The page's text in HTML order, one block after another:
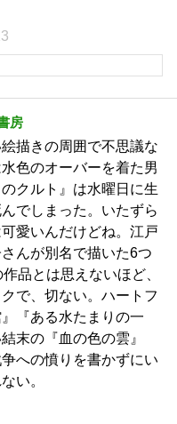
房
描きの周囲で不思議な
色のオーバーを着た男
クルト』は水曜日に生
でしまった。いたずら
愛いんだけどね。江戸
んが別名で描いた6つ
品とは思えないほど、
で、切ない。ハートフ
『ある水たまりの一
末の『血の色の雲』
への憤りを書かずにい
い。